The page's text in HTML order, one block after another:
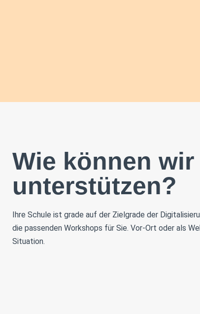
Wie können wir
unterstützen?
Ihre Schule ist grade auf der Zielgrade der
die passenden Workshops für Sie. Vor-Ort oder als
Situation.